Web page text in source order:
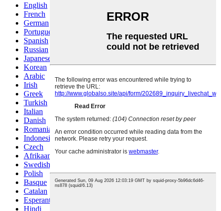
English
French
German
Portuguese
Spanish
Russian
Japanese
Korean
Arabic
Irish
Greek
Turkish
Italian
Danish
Romanian
Indonesian
Czech
Afrikaans
Swedish
Polish
Basque
Catalan
Esperanto
Hindi